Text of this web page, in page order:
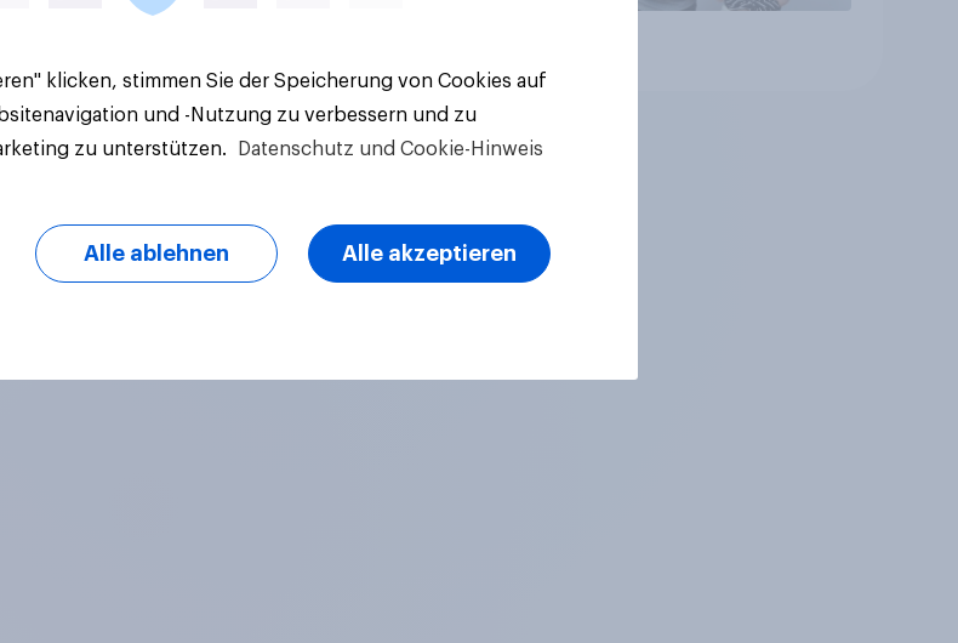
klicken, stimmen Sie der Speicherung von Cookies auf
und -Nutzung zu verbessern und zu
zu unterstützen.
Datenschutz und Cookie-Hinweis
Alle ablehnen Alle akzeptieren